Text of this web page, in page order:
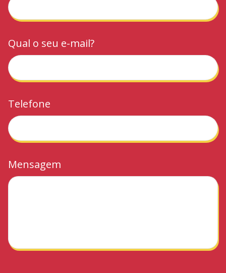
Qual o seu e-mail?
Telefone
Mensagem